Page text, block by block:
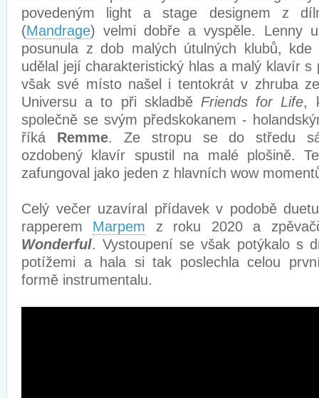
povedeným light a stage designem z
(Mandrage) velmi dobře a vyspěle. Lenny
posunula z dob malých útulných klubů, kde
udělal její charakteristický hlas a malý klavír s
však své místo našel i tentokrát v zhruba
Universu a to při skladbě Friends for Life,
společně se svým předskokanem -
říká Remme. Ze stropu se do středu
ozdobený klavír spustil na malé plošině.
zafungoval jako jeden z hlavních wow
Celý večer uzavíral přídavek v podobě
rapperem Marpem z roku 2020 a
Wonderful. Vystoupení se však potýkalo s
potížemi a hala si tak poslechla celou
formě instrumentalu.